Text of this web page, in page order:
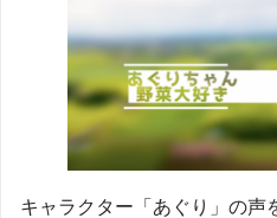
キャラクター「あぐり」の声